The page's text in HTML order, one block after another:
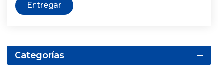
Entregar
Categorías